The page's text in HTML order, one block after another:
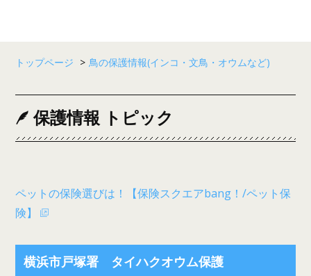
トップページ > 鳥の保護情報(インコ・文鳥・オウムなど)
保護情報 トピック
ペットの保険選びは！【保険スクエアbang！/ペット保
険】
横浜市戸塚署 タイハクオウム保護